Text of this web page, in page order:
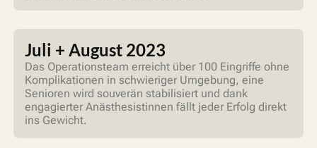
Juli + August 2023
Das Operationsteam erreicht über 100 Eingriffe ohne
Komplikationen in schwieriger Umgebung, eine
Senioren wird souverän stabilisiert und dank
engagierter Anästhesistinnen fällt jeder Erfolg direkt
ins Gewicht.